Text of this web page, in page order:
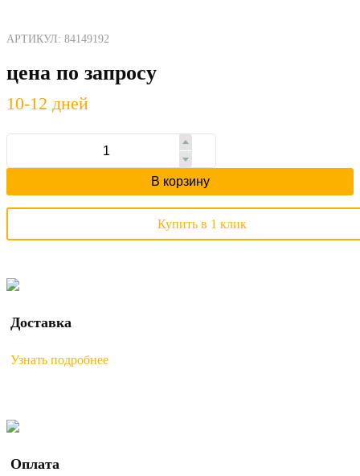
АРТИКУЛ: 84149192
цена по запросу
10-12 дней
В корзину
Купить в 1 клик
Доставка
Узнать подробнее
Оплата